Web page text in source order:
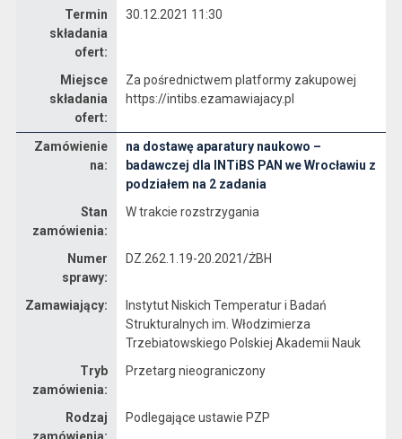
Termin
składania
ofert:
30.12.2021 11:30
Miejsce
składania
ofert:
Za pośrednictwem platformy zakupowej
https://intibs.ezamawiajacy.pl
Zamówienie
na:
na dostawę aparatury naukowo –
badawczej dla INTiBS PAN we Wrocławiu z
podziałem na 2 zadania
Stan
zamówienia:
W trakcie rozstrzygania
Numer
sprawy:
DZ.262.1.19-20.2021/ŻBH
Zamawiający:
Instytut Niskich Temperatur i Badań
Strukturalnych im. Włodzimierza
Trzebiatowskiego Polskiej Akademii Nauk
Tryb
zamówienia:
Przetarg nieograniczony
Rodzaj
zamówienia:
Podlegające ustawie PZP